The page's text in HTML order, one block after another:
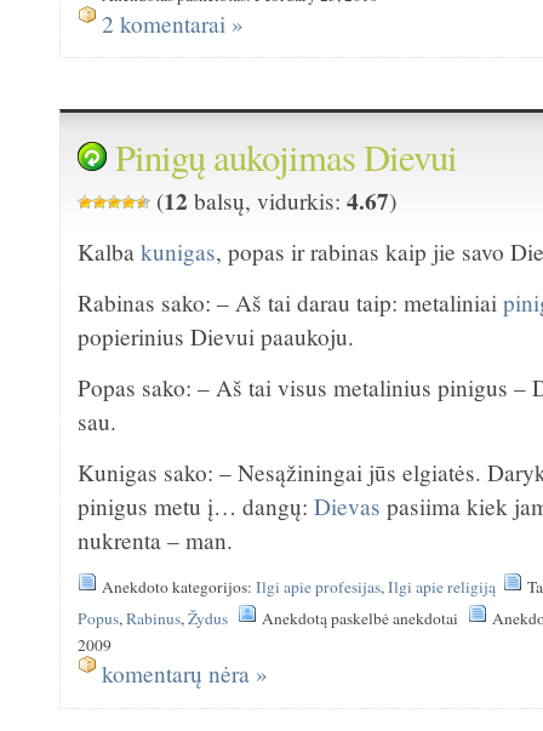
2 komentarai »
Pinigų aukojimas Dievui
(12 balsų, vidurkis:4.67)
Kalbakunigas, popas ir rabinas kaip jie savo
Rabinas sako: – Aš tai darau taip: metaliniai
popierinius Dievui paaukoju.
Popas sako: – Aš tai visus metalinius pinigus –
sau.
Kunigas sako: – Nesąžiningai jūs elgiatės.
pinigus metu į… dangų:Dievas pasiima kiek
nukrenta – man.
Anekdoto kategorijos:Ilgi apie profesijas,Ilgi apie religiją
Popus,Rabinus,Žydus Anekdotą paskelbė anekdotai
2009
komentarų nėra »